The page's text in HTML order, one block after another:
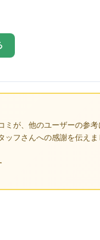
が、他のユーザーの参考
フさんへの感謝を伝えま